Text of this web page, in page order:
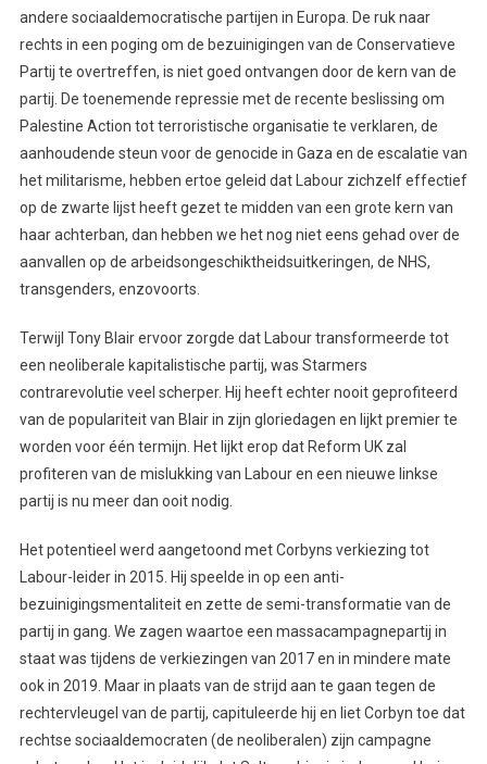
andere sociaaldemocratische partijen in Europa. De ruk naar
rechts in een poging om de bezuinigingen van de Conservatieve
Partij te overtreffen, is niet goed ontvangen door de kern van de
partij. De toenemende repressie met de recente beslissing om
Palestine Action tot terroristische organisatie te verklaren, de
aanhoudende steun voor de genocide in Gaza en de escalatie van
het militarisme, hebben ertoe geleid dat Labour zichzelf effectief
op de zwarte lijst heeft gezet te midden van een grote kern van
haar achterban, dan hebben we het nog niet eens gehad over de
aanvallen op de arbeidsongeschiktheidsuitkeringen, de NHS,
transgenders, enzovoorts.
Terwijl Tony Blair ervoor zorgde dat Labour transformeerde tot
een neoliberale kapitalistische partij, was Starmers
contrarevolutie veel scherper. Hij heeft echter nooit geprofiteerd
van de populariteit van Blair in zijn gloriedagen en lijkt premier te
worden voor één termijn. Het lijkt erop dat Reform UK zal
profiteren van de mislukking van Labour en een nieuwe linkse
partij is nu meer dan ooit nodig.
Het potentieel werd aangetoond met Corbyns verkiezing tot
Labour-leider in 2015. Hij speelde in op een anti-
bezuinigingsmentaliteit en zette de semi-transformatie van de
partij in gang. We zagen waartoe een massacampagnepartij in
staat was tijdens de verkiezingen van 2017 en in mindere mate
ook in 2019. Maar in plaats van de strijd aan te gaan tegen de
rechtervleugel van de partij, capituleerde hij en liet Corbyn toe dat
rechtse sociaaldemocraten (de neoliberalen) zijn campagne